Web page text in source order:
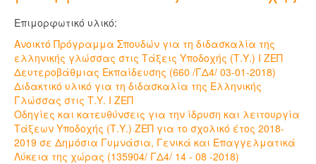
Επιμορφωτικό υλικό:
Ανοικτό Πρόγραμμα Σπουδών για τη διδασκαλία της
ελληνικής γλώσσας στις Τάξεις Υποδοχής (Τ.Υ.) Ι ΖΕΠ
Δευτεροβάθμιας Εκπαίδευσης (660 /ΓΔ4/ 03-01-2018)
Διδακτικό υλικό για τη διδασκαλία της Ελληνικής
Γλώσσας στις Τ.Υ. Ι ΖΕΠ
Οδηγίες και κατευθύνσεις για την ίδρυση και λειτουργία
Τάξεων Υποδοχής (Τ.Υ.) ΖΕΠ για το σχολικό έτος 2018-
2019 σε Δημόσια Γυμνάσια, Γενικά και Επαγγελματικά
Λύκεια της χώρας (135904/ ΓΔ4/ 14 - 08 -2018)